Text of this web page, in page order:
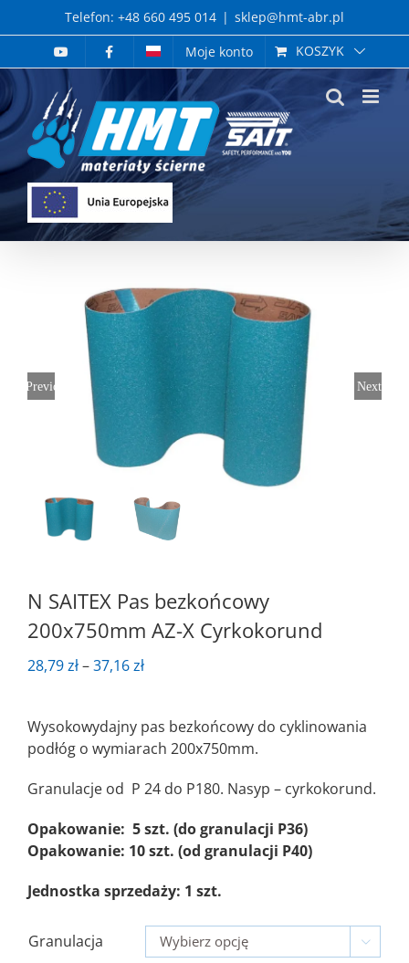
to
Telefon: +48 660 495 014 | sklep@hmt-abr.pl
Moje konto
KOSZYK
Previous Next
N SAITEX Pas bezkońcowy
200x750mm AZ-X Cyrkokorund
28,79zł–37,16złZakres
28,79 zł
do
Wysokowydajny pas bezkońcowy do cyklinowania
podłóg o wymiarach 200x750mm.
Granulacje od P 24 do P180. Nasyp – cyrkokorund.
Opakowanie: 5 szt. (do granulacji P36)
Opakowanie: 10 szt. (od granulacji P40)
Jednostka sprzedaży: 1 szt.
Granulacja 